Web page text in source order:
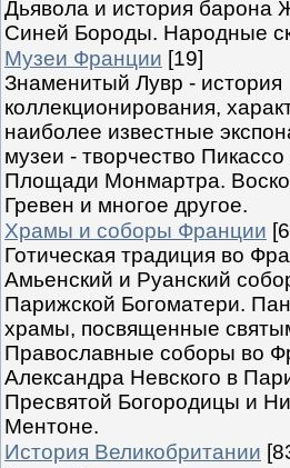
Дьявола и история барона
Синей Бороды. Народные
Музеи Франции [19]
Знаменитый Лувр - история
коллекционирования,
наиболее известные
музеи - творчество
Площади Монмартра.
Гревен и многое другое.
Храмы и соборы Франции
Готическая традиция во
Амьенский и Руанский
Парижской Богоматери.
храмы, посвященные
Православные соборы во
Александра Невского в
Пресвятой Богородицы и
Ментоне.
История Великобритании